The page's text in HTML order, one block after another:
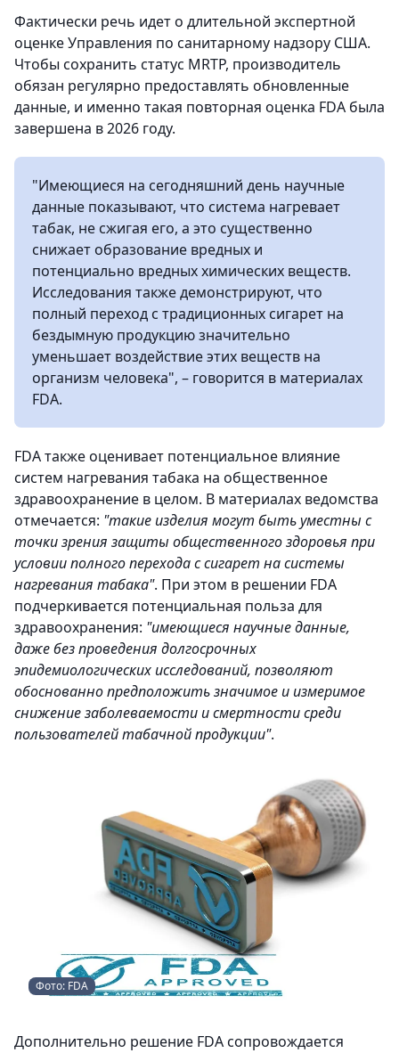
Фактически речь идет о длительной экспертной
оценке Управления по санитарному надзору США.
Чтобы сохранить статус MRTP, производитель
обязан регулярно предоставлять обновленные
данные, и именно такая повторная оценка FDA была
завершена в 2026 году.
"Имеющиеся на сегодняшний день научные
данные показывают, что система нагревает
табак, не сжигая его, а это существенно
снижает образование вредных и
потенциально вредных химических веществ.
Исследования также демонстрируют, что
полный переход с традиционных сигарет на
бездымную продукцию значительно
уменьшает воздействие этих веществ на
организм человека", – говорится в материалах
FDA.
FDA также оценивает потенциальное влияние
систем нагревания табака на общественное
здравоохранение в целом. В материалах ведомства
отмечается: "такие изделия могут быть уместны с
точки зрения защиты общественного здоровья при
условии полного перехода с сигарет на системы
нагревания табака". При этом в решении FDA
подчеркивается потенциальная польза для
здравоохранения: "имеющиеся научные данные,
даже без проведения долгосрочных
эпидемиологических исследований, позволяют
обоснованно предположить значимое и измеримое
снижение заболеваемости и смертности среди
пользователей табачной продукции".
Фото: FDA
Дополнительно решение FDA сопровождается